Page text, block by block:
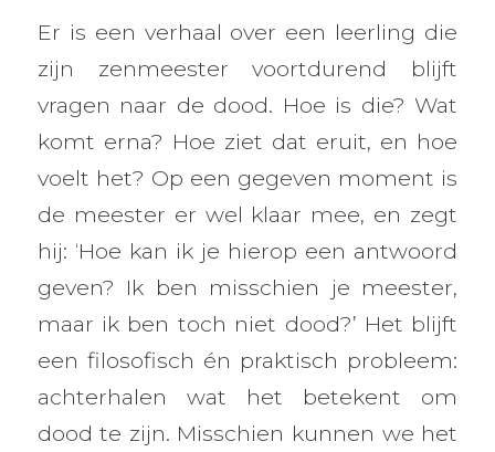
Er is een verhaal over een leerling die
zijn zenmeester voortdurend blijft
vragen naar de dood. Hoe is die? Wat
komt erna? Hoe ziet dat eruit, en hoe
voelt het? Op een gegeven moment is
de meester er wel klaar mee, en zegt
hij: ‘Hoe kan ik je hierop een antwoord
geven? Ik ben misschien je meester,
maar ik ben toch niet dood?’ Het blijft
een filosofisch én praktisch probleem:
achterhalen wat het betekent om
dood te zijn. Misschien kunnen we het